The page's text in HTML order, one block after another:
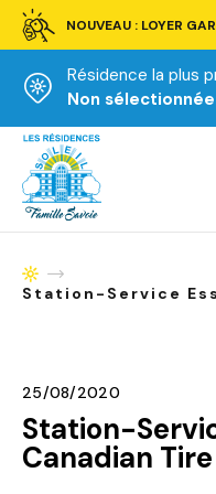
NOUVEAU : LOYER
Résidence la plus
Non sélectionnée
Accueil
Accueil
Station-Service
25/08/2020
Station-
Canadian Tire